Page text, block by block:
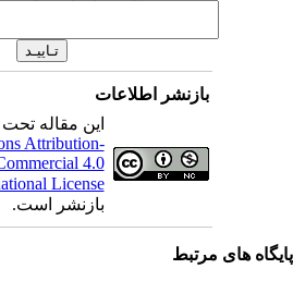
بازنشر اطلاعات
این مقاله تحت
Attribution-
4.0
License
بازنشر است.
های مرتبط